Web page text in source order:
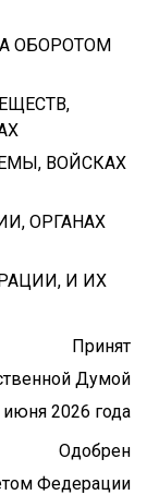
ОБОРОТОМ
ВОЙСКАХ
ОРГАНАХ
И ИХ
Принят
Думой
июня 2026 года
Одобрен
Федерации